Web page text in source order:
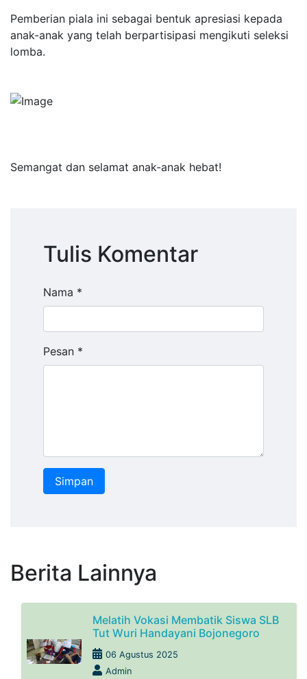
Pemberian piala ini sebagai bentuk apresiasi kepada
anak-anak yang telah berpartisipasi mengikuti seleksi
lomba.
Semangat dan selamat anak-anak hebat!
Tulis Komentar
Nama *
Pesan *
Berita Lainnya
Melatih Vokasi Membatik Siswa SLB
Tut Wuri Handayani Bojonegoro
06 Agustus 2025
Admin